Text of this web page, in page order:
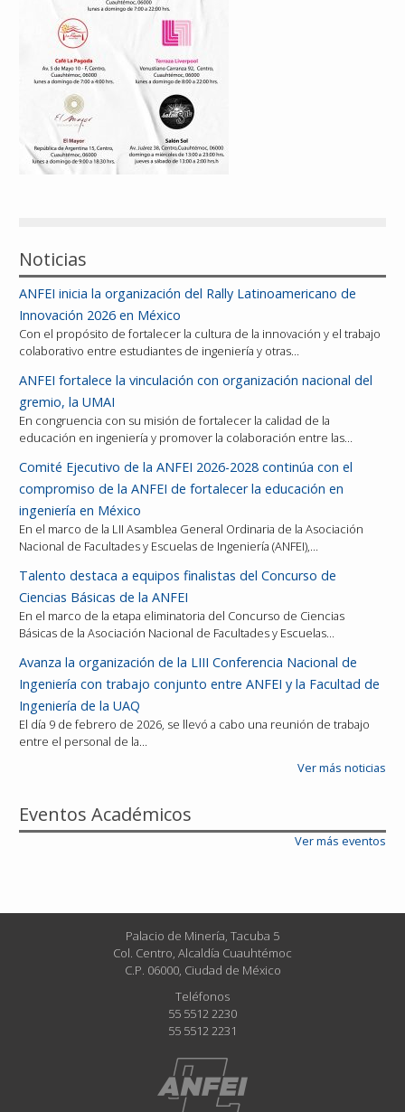
Afiliación
Noticias
ANFEI inicia la organización del Rally Latinoamericano de
Innovación 2026 en México
Con el propósito de fortalecer la cultura de la innovación y el trabajo
colaborativo entre estudiantes de ingeniería y otras…
ANFEI fortalece la vinculación con organización nacional del
gremio, la UMAI
En congruencia con su misión de fortalecer la calidad de la
educación en ingeniería y promover la colaboración entre las…
Comité Ejecutivo de la ANFEI 2026-2028 continúa con el
compromiso de la ANFEI de fortalecer la educación en
ingeniería en México
En el marco de la LII Asamblea General Ordinaria de la Asociación
Nacional de Facultades y Escuelas de Ingeniería (ANFEI),…
Talento destaca a equipos finalistas del Concurso de
Ciencias Básicas de la ANFEI
En el marco de la etapa eliminatoria del Concurso de Ciencias
Básicas de la Asociación Nacional de Facultades y Escuelas…
Avanza la organización de la LIII Conferencia Nacional de
Ingeniería con trabajo conjunto entre ANFEI y la Facultad de
Ingeniería de la UAQ
El día 9 de febrero de 2026, se llevó a cabo una reunión de trabajo
entre el personal de la…
Ver más noticias
Eventos Académicos
Ver más eventos
Palacio de Minería, Tacuba 5
Col. Centro, Alcaldía Cuauhtémoc
C.P. 06000, Ciudad de México
Teléfonos
55 5512 2230
55 5512 2231